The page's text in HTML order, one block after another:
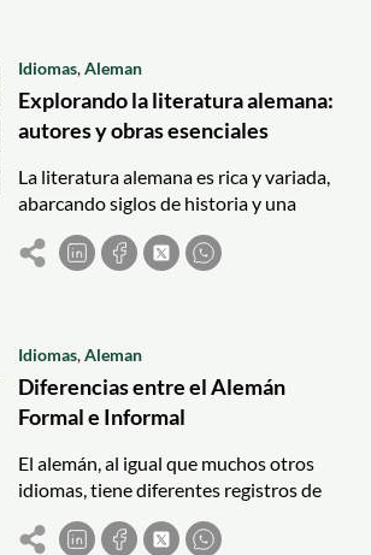
Idiomas,Aleman
Explorando la literatura alemana:
autores y obras esenciales
La literatura alemana es rica y variada,
abarcando siglos de historia y una
amplia gama de géneros y estilos. Desde
la Edad Media hasta la literatura
exploramos algunos de los autores y
obras más esenciales de la literatura
alemana que todo estudiante debe
Idiomas,Aleman
Diferencias entre el Alemán
Formal e Informal
El alemán, al igual que muchos otros
idiomas, tiene diferentes registros de
formalidad que se utilizan según el
contexto y la relación entre los